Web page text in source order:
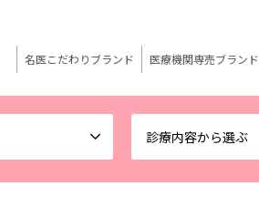
診療内容から選ぶ
名医こだわりブランド 医療機関専売ブランド